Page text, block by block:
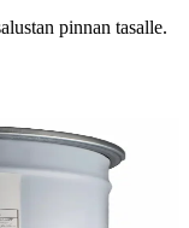
pinnan tasalle.